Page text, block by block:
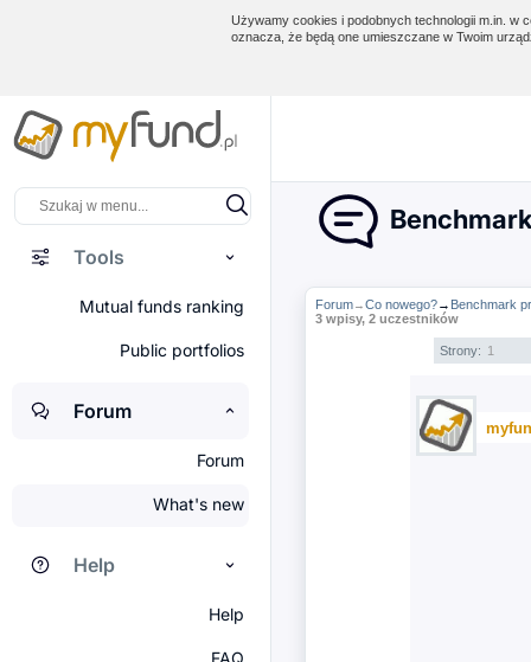
Używamy cookies i podobnych technologii m.in. w
oznacza, że będą one umieszczane w Twoim
Tools
Mutual funds ranking
Public portfolios
Forum
Forum
What's new
Help
Help
FAQ
Forum→Co nowego?→ Benchmark
3 wpisy, 2 uczestników
Strony: 1